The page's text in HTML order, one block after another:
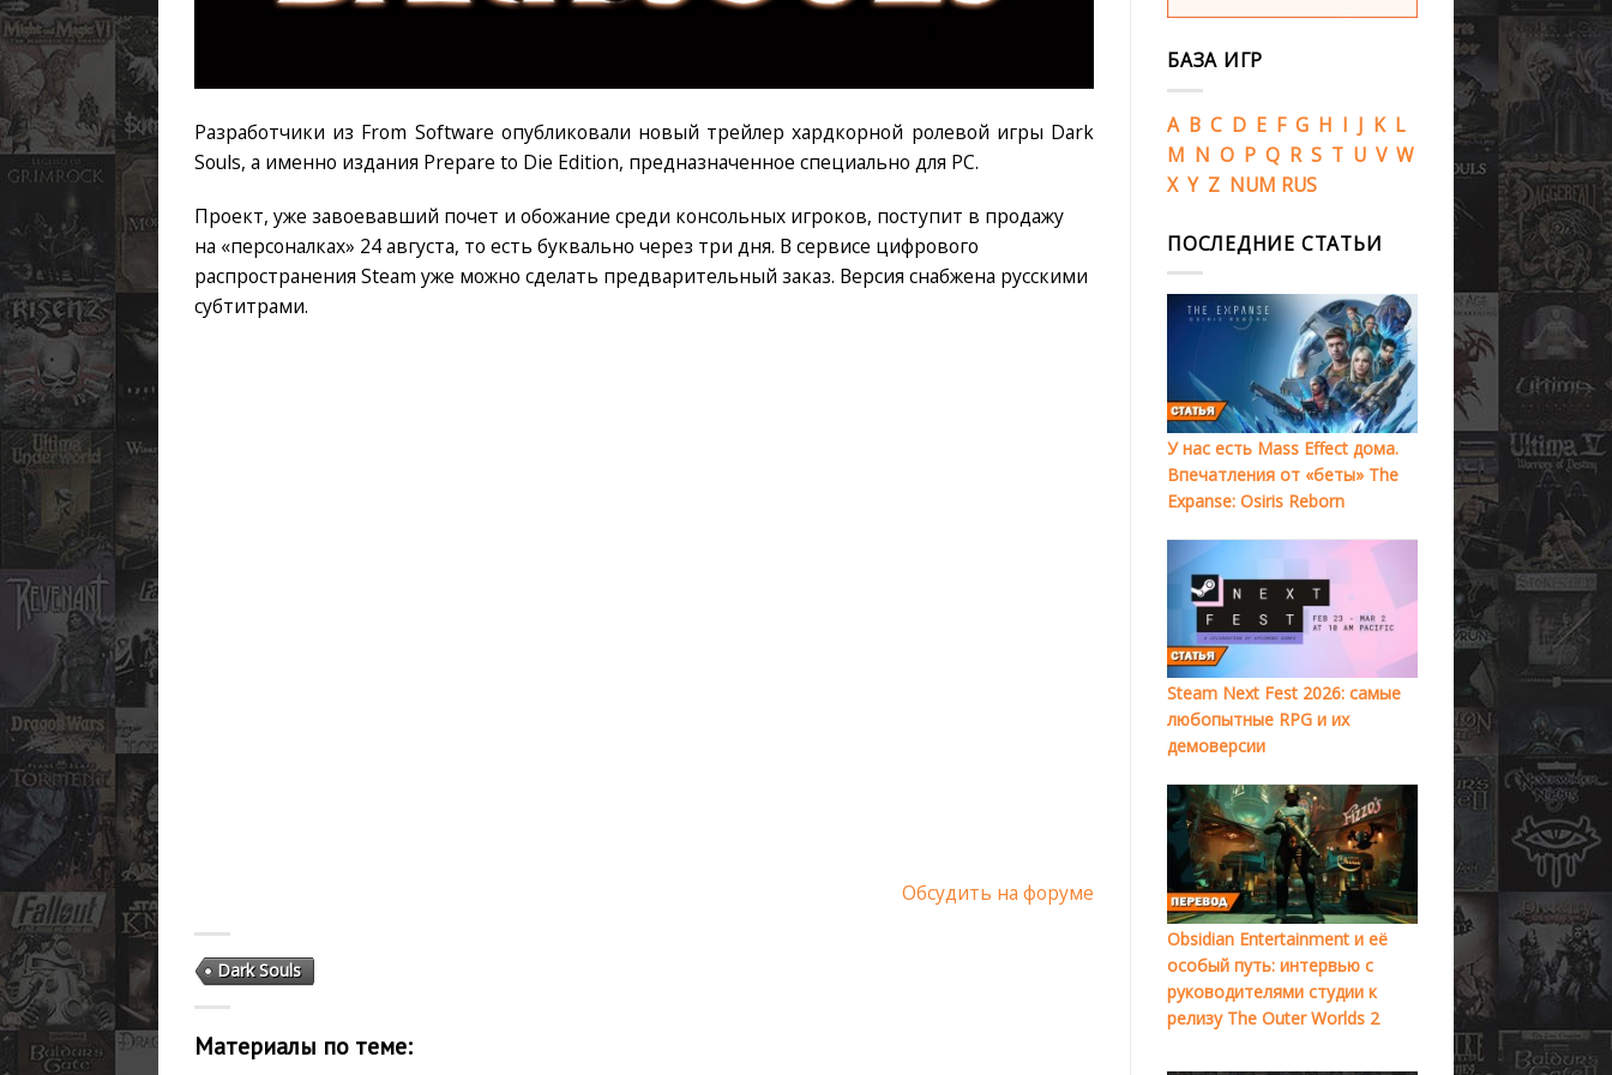
Разработчики из From Software опубликовали новый трейлер хардкорной ролевой игры Dark
Souls, а именно издания Prepare to Die Edition, предназначенное специально для PC.
Проект, уже завоевавший почет и обожание среди консольных игроков, поступит в продажу
на «персоналках» 24 августа, то есть буквально через три дня. В сервисе цифрового
распространения Steam уже можно сделать предварительный заказ. Версия снабжена русскими
субтитрами.
Обсудить на форуме
Dark Souls
Материалы по теме:
БАЗА ИГР
A B C D E F G H I J K L
M N O P Q R S T U V W
X Y Z NUM RUS
ПОСЛЕДНИЕ СТАТЬИ
У нас есть Mass Effect дома.
Впечатления от «беты» The
Expanse: Osiris Reborn
Steam Next Fest 2026: самые
любопытные RPG и их
демоверсии
Obsidian Entertainment и её
особый путь: интервью с
руководителями студии к
релизу The Outer Worlds 2